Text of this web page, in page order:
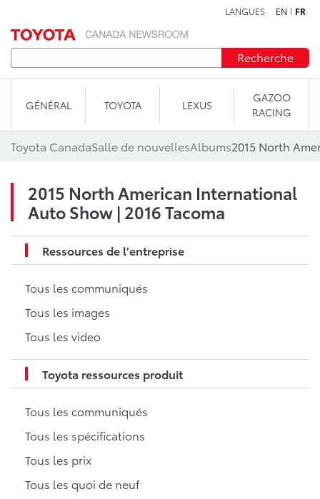
LANGUES EN FR
Recherche
GÉNÉRAL TOYOTA LEXUS
GAZOO
RACING
Toyota CanadaSalle de nouvellesAlbums
2015 North American International
Auto Show | 2016 Tacoma
Ressources de l'entreprise
Tous les communiqués
Tous les images
Tous les video
Toyota ressources produit
Tous les communiqués
Tous les spécifications
Tous les prix
Tous les quoi de neuf